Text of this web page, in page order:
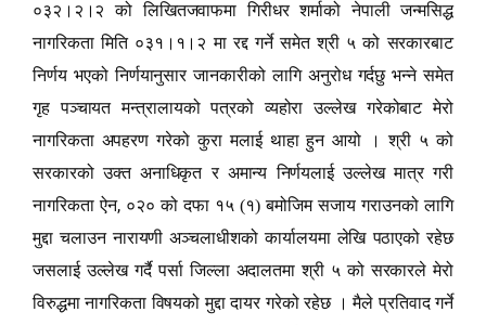
०३२।२।२ को लिखितजवाफमा गिरीधर शर्माको नेपाली जन्मसिद्ध
नागरिकता मिति ०३१।१।२ मा रद्द गर्ने समेत श्री ५ को सरकारबाट
निर्णय भएको निर्णयानुसार जानकारीको लागि अनुरोध गर्दछु भन्ने समेत
गृह पञ्चायत मन्त्रालायको पत्रको व्यहोरा उल्लेख गरेकोबाट मेरो
नागरिकता अपहरण गरेको कुरा मलाई थाहा हुन आयो । श्री ५ को
सरकारको उक्त अनाधिकृत र अमान्य निर्णयलाई उल्लेख मात्र गरी
नागरिकता ऐन, ०२० को दफा १५ (१) बमोजिम सजाय गराउनको लागि
मुद्दा चलाउन नारायणी अञ्चलाधीशको कार्यालयमा लेखि पठाएको रहेछ
जसलाई उल्लेख गर्दै पर्सा जिल्ला अदालतमा श्री ५ को सरकारले मेरो
विरुद्धमा नागरिकता विषयको मुद्दा दायर गरेको रहेछ । मैले प्रतिवाद गर्ने